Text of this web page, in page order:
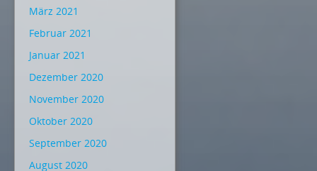
März 2021
Februar 2021
Januar 2021
Dezember 2020
November 2020
Oktober 2020
September 2020
August 2020